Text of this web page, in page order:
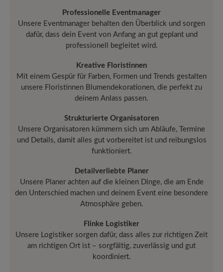
Professionelle Eventmanager
Unsere Eventmanager behalten den Überblick und sorgen
dafür, dass dein Event von Anfang an gut geplant und
professionell begleitet wird.
Kreative Floristinnen
Mit einem Gespür für Farben, Formen und Trends gestalten
unsere Floristinnen Blumendekorationen, die perfekt zu
deinem Anlass passen.
Strukturierte Organisatoren
Unsere Organisatoren kümmern sich um Abläufe, Termine
und Details, damit alles gut vorbereitet ist und reibungslos
funktioniert.
Detailverliebte Planer
Unsere Planer achten auf die kleinen Dinge, die am Ende
den Unterschied machen und deinem Event eine besondere
Atmosphäre geben.
Flinke Logistiker
Unsere Logistiker sorgen dafür, dass alles zur richtigen Zeit
am richtigen Ort ist – sorgfältig, zuverlässig und gut
koordiniert.